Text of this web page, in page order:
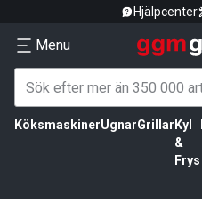
Hjälpcenter
Menu
KöksmaskinerUgnarGrillar Kyl
&
Frys